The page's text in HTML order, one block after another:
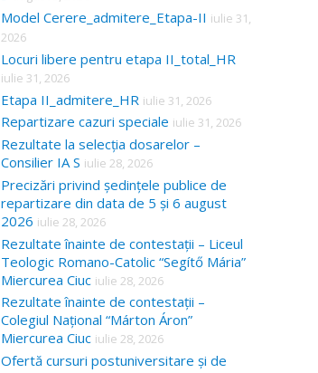
Model Cerere_admitere_Etapa-II iulie 31,
2026
Locuri libere pentru etapa II_total_HR
iulie 31, 2026
Etapa II_admitere_HR iulie 31, 2026
Repartizare cazuri speciale iulie 31, 2026
Rezultate la selecția dosarelor –
Consilier IA S iulie 28, 2026
Precizări privind ședințele publice de
repartizare din data de 5 și 6 august
2026 iulie 28, 2026
Rezultate înainte de contestații – Liceul
Teologic Romano-Catolic “Segítő Mária”
Miercurea Ciuc iulie 28, 2026
Rezultate înainte de contestații –
Colegiul Național “Márton Áron”
Miercurea Ciuc iulie 28, 2026
Ofertă cursuri postuniversitare și de